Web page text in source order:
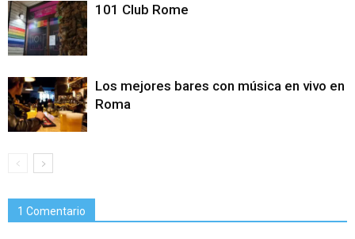
101 Club Rome
Los mejores bares con música en vivo en
Roma
1 Comentario